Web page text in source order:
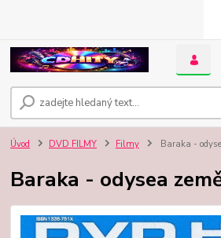
Úvod DVD FILMY Filmy Baraka -
Baraka - odysea